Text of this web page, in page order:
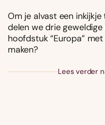
Om je alvast een inkijkje
delen we drie
hoofdstuk “Europa”
maken?
Lees verder